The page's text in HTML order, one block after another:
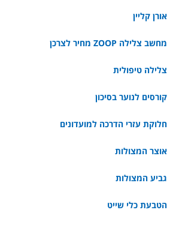
אורן קליין
מחשב צלילה ZOOP מחיר לצרכן
צלילה טיפולית
קורסים לנוער בסיכון
חלוקת עזרי הדרכה למועדונים
אוצר המצולות
גביע המצולות
הטבעת כלי שייט